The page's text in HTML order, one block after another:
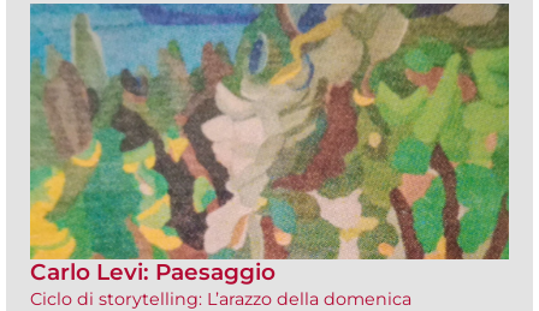
Carlo Levi: Paesaggio
Ciclo di storytelling: L’arazzo della domenica